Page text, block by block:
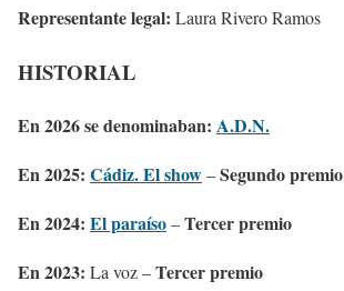
Representante legal: Laura Rivero Ramos
HISTORIAL
En 2026 se denominaban: A.D.N.
En 2025: Cádiz. El show–Segundo premio
En 2024: El paraíso–Tercer premio
En 2023: La voz –Tercer premio